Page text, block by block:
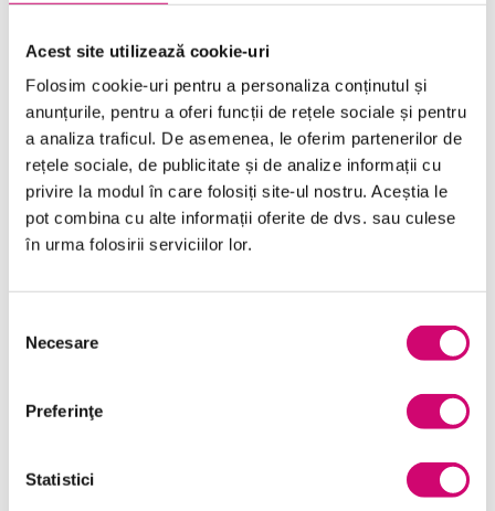
Acest site utilizează cookie-uri
Folosim cookie-uri pentru a personaliza conținutul și
anunțurile, pentru a oferi funcții de rețele sociale și pentru
a analiza traficul. De asemenea, le oferim partenerilor de
rețele sociale, de publicitate și de analize informații cu
privire la modul în care folosiți site-ul nostru. Aceștia le
pot combina cu alte informații oferite de dvs. sau culese
în urma folosirii serviciilor lor.
consimțământului
Necesare
Preferinţe
Statistici
Categorii de Cursuri
Dezvoltare personală și profesională
Management și Leadership